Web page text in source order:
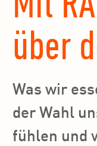
über
Was wir
der Wahl
fühlen und